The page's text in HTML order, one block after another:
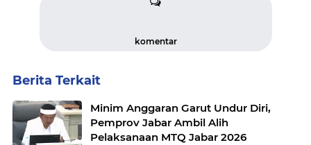
komentar
Berita Terkait
Minim Anggaran Garut Undur Diri,
Pemprov Jabar Ambil Alih
Pelaksanaan MTQ Jabar 2026